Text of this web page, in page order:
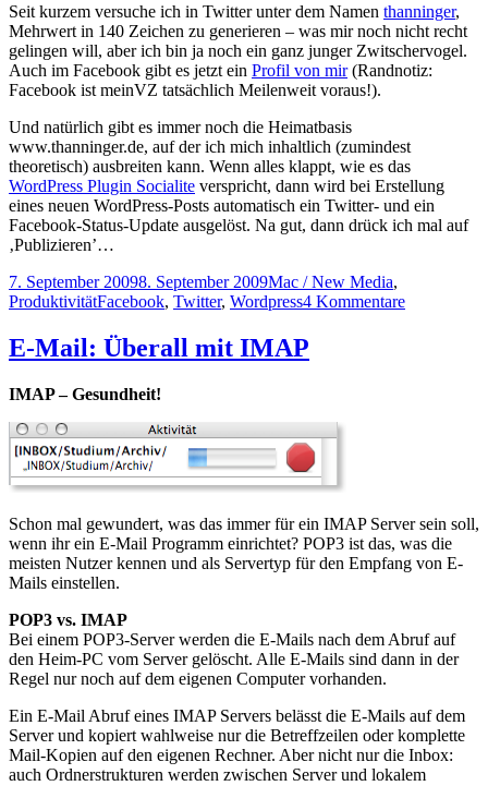
Seit kurzem versuche ich in Twitter unter dem Namen thanninger,
Mehrwert in 140 Zeichen zu generieren – was mir noch nicht recht
gelingen will, aber ich bin ja noch ein ganz junger Zwitschervogel.
Auch im Facebook gibt es jetzt ein Profil von mir(Randnotiz:
Facebook ist meinVZ tatsächlich Meilenweit voraus!).
Und natürlich gibt es immer noch die Heimatbasis
www.thanninger.de, auf der ich mich inhaltlich (zumindest
theoretisch) ausbreiten kann. Wenn alles klappt, wie es das
WordPress Plugin Socialite verspricht, dann wird bei Erstellung
eines neuen WordPress-Posts automatisch ein Twitter- und ein
Facebook-Status-Update ausgelöst. Na gut, dann drück ich mal auf
‚Publizieren’…
Veröffentlicht
am
7. September 20098. September 2009Kategorien
Mac / New Media,
ProduktivitätSchlagwörter
Facebook, Twitter, Wordpress4 Kommentarezu
E-Mail: Überall mit IMAP
IMAP – Gesundheit!
Schon mal gewundert, was das immer für ein IMAP Server sein soll,
wenn ihr ein E-Mail Programm einrichtet? POP3 ist das, was die
meisten Nutzer kennen und als Servertyp für den Empfang von E-
Mails einstellen.
POP3 vs. IMAP
Bei einem POP3-Server werden die E-Mails nach dem Abruf auf
den Heim-PC vom Server gelöscht. Alle E-Mails sind dann in der
Regel nur noch auf dem eigenen Computer vorhanden.
Ein E-Mail Abruf eines IMAP Servers belässt die E-Mails auf dem
Server und kopiert wahlweise nur die Betreffzeilen oder komplette
Mail-Kopien auf den eigenen Rechner. Aber nicht nur die Inbox:
auch Ordnerstrukturen werden zwischen Server und lokalem